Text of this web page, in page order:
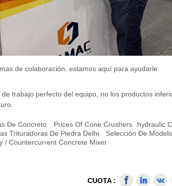
de colaboración, estamos aquí para ayudarle.
trabajo perfecto del equipo, no los productos
De Concreto Prices Of Cone Crushers
Hydraulic
Trituradoras De Piedra Delhi
Selección De
/ Countercurrent Concrete Mixer
CUOTA :